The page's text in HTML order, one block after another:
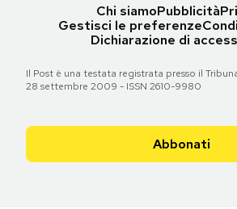
Chi siamoPubblicità
Gestisci le preferenze
Dichiarazione di
Il Post è una testata registrata presso il
28 settembre 2009 - ISSN 2610-9980
Abbonati